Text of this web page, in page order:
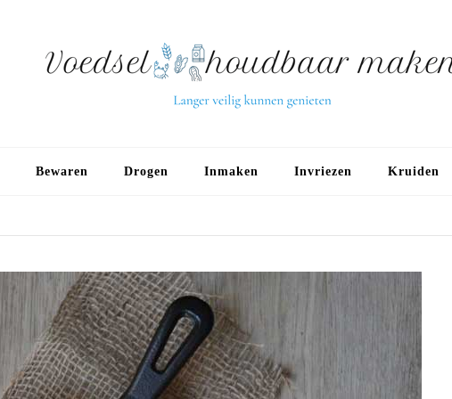
Bewaren Drogen Inmaken Invriezen Kruiden